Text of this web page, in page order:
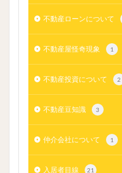
不動産ローンについて
不動産屋怪奇現象 1
不動産投資について 2
不動産豆知識 3
仲介会社について 1
入居者目線 21